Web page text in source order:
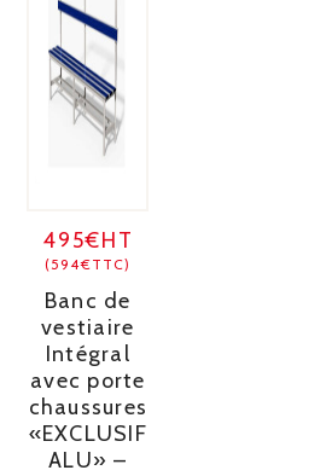
495€HT
(594€TTC)
Banc de
vestiaire
Intégral
avec porte
chaussures
«EXCLUSIF
ALU» –